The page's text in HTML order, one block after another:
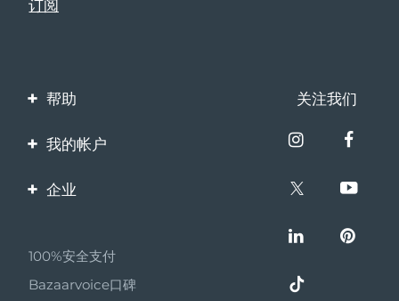
帮助
联系我们
保修与退换货
关注我们
我的帐户
产品注册
企业
伙伴计划
联盟新闻
100%安全支付
Bazaarvoice口碑